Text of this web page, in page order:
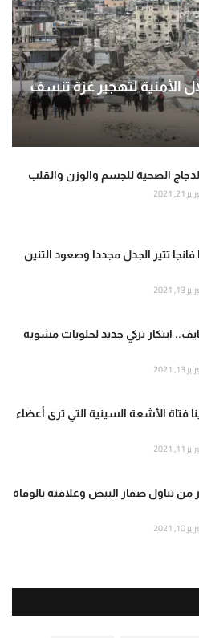
الأمنية لتهجير غزة تنسف
الصحية للجسم والوزن والقلب
2021
فانجا تثير الجدل مجددا وصعود التنين
2021
ابتكار تركي جديد لحلويات مشوية
2021
فتاة الأشعة السينية التي ترى أعضاء
2021
من تناول صفار البيض وعلاقته بالوفاة
2021